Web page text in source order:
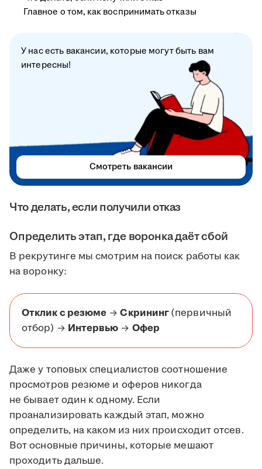
Что делать, если получили отказ
Определить этап, где воронка даёт сбой
В рекрутинге мы смотрим на поиск работы как
на воронку:
Отклик с резюме →Скрининг(первичный
отбор) → Интервью → Офер
Даже у топовых специалистов соотношение
просмотров резюме и оферов никогда
не бывает один к одному. Если
проанализировать каждый этап, можно
определить, на каком из них происходит отсев.
Вот основные причины, которые мешают
проходить дальше.
Главное о том, как воспринимать отказы
У нас есть вакансии, которые могут быть вам
интересны!
Смотреть вакансии